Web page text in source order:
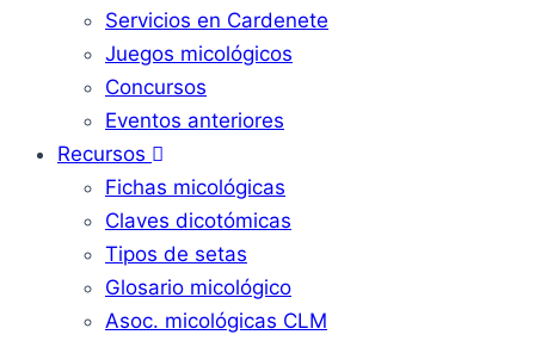
Servicios en Cardenete
Juegos micológicos
Concursos
Eventos anteriores
Recursos
Fichas micológicas
Claves dicotómicas
Tipos de setas
Glosario micológico
Asoc. micológicas CLM